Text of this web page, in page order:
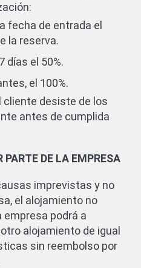
fecha de entrada el
la reserva.
días el 50%.
el 100%.
cliente desiste de los
antes de cumplida
DE LA EMPRESA
imprevistas y no
el alojamiento no
empresa podrá a
alojamiento de igual
sin reembolso por